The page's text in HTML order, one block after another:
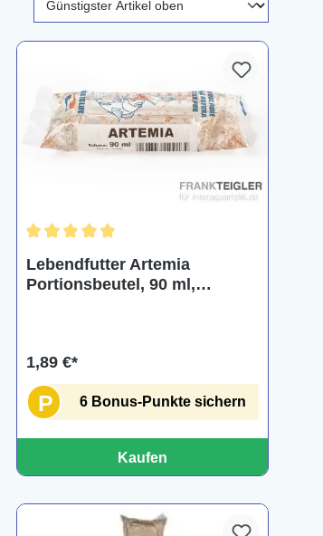
Lebendfutter Artemia
Portionsbeutel, 90 ml,
1,89 €*
P 6 Bonus-Punkte sichern
Kaufen